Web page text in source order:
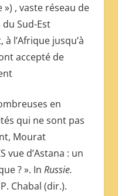
, vaste réseau de
Sud-Est
l’Afrique jusqu’à
accepté de
en
qui ne sont pas
Mourat
vue d’Astana : un
? ». In Russie.
Chabal (dir.).